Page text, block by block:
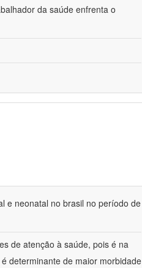
da saúde enfrenta o
e neonatal no brasil no período de
de atenção à saúde, pois é na
determinante de maior morbidade